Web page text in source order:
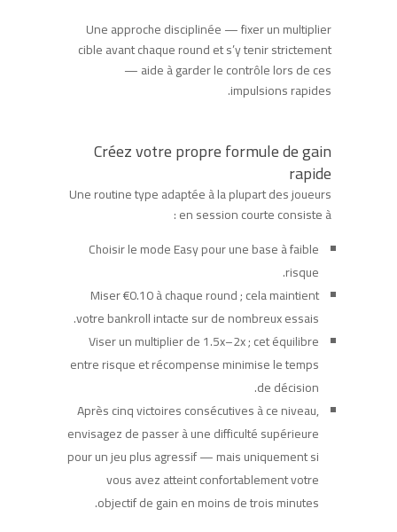
Une approche disciplinée — fixer un multiplier
cible avant chaque round et s’y tenir strictement
— aide à garder le contrôle lors de ces
impulsions rapides.
Créez votre propre formule de gain
rapide
Une routine type adaptée à la plupart des joueurs
en session courte consiste à :
Choisir le mode Easy pour une base à faible
risque.
Miser €0.10 à chaque round ; cela maintient
votre bankroll intacte sur de nombreux essais.
Viser un multiplier de 1.5x–2x ; cet équilibre
entre risque et récompense minimise le temps
de décision.
Après cinq victoires consécutives à ce niveau,
envisagez de passer à une difficulté supérieure
pour un jeu plus agressif — mais uniquement si
vous avez atteint confortablement votre
objectif de gain en moins de trois minutes.